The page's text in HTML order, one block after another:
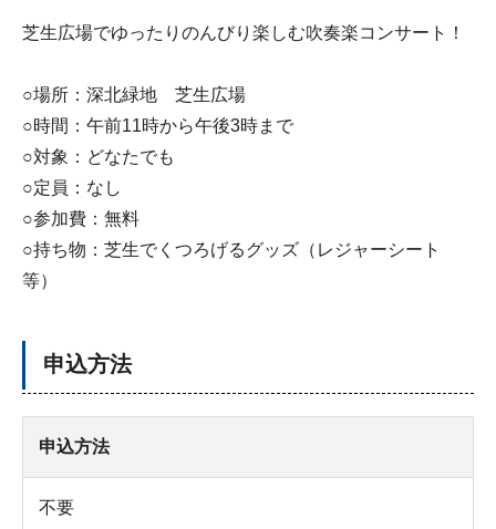
芝生広場でゆったりのんびり楽しむ吹奏楽コンサート！
○場所：深北緑地 芝生広場
○時間：午前11時から午後3時まで
○対象：どなたでも
○定員：なし
○参加費：無料
○持ち物：芝生でくつろげるグッズ（レジャーシート
等）
申込方法
申込方法
不要